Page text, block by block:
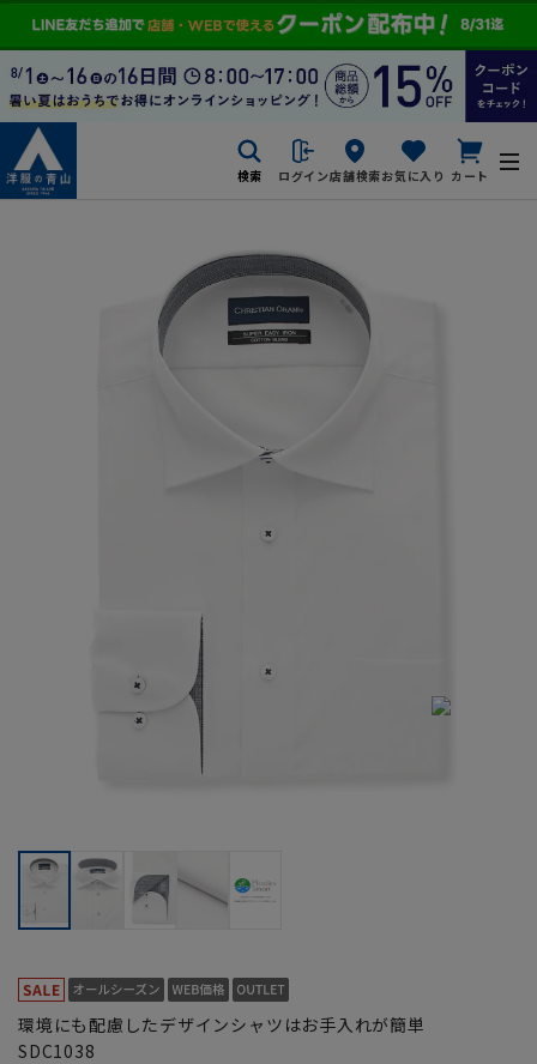
検索 ログイン店舗検索お気に入り カート
環境にも配慮したデザインシャツはお手入れが簡単
SDC1038